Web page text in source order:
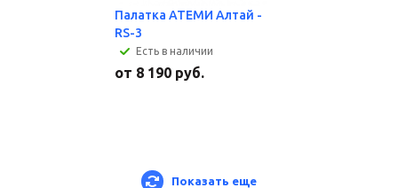
Палатка АТЕМИ Алтай -
RS-3
Есть в наличии
от 8 190 руб.
Показать еще